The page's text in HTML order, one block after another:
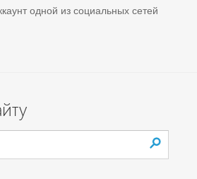
одной из социальных сетей